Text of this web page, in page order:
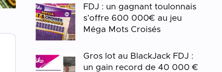
FDJ : un gagnant toulonnais
s’offre 600 000€ au jeu
Méga Mots Croisés
Gros lot au BlackJack FDJ :
un gain record de 40 000 €